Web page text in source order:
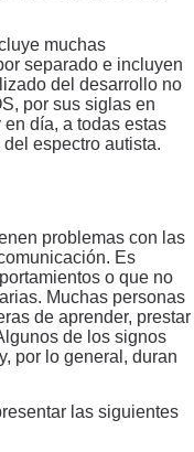
muchas
separado e incluyen
del desarrollo no
por sus siglas en
día, a todas estas
espectro autista.
problemas con las
Es
o que no
Muchas personas
de aprender, prestar
de los signos
por lo general, duran
las siguientes